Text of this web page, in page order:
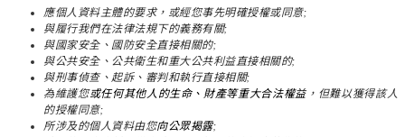
應個人資料主體的要求，或經您事先明確授權或同意;
與履行我們在法律法規下的義務有關;
與國家安全、國防安全直接相關的;
與公共安全、公共衛生和重大公共利益直接相關的;
與刑事偵查、起訴、審判和執行直接相關;
為維護您或任何其他人的生命、財產等重大合法權益，但難以獲得該人
的授權同意;
所涉及的個人資料由您向公眾揭露;